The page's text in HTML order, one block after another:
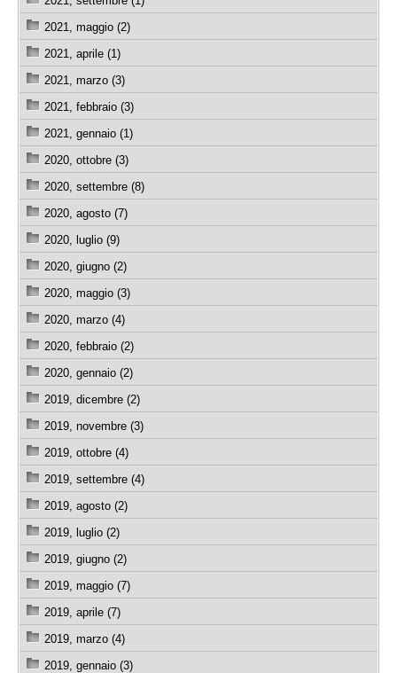
2021, maggio (2)
2021, aprile (1)
2021, marzo (3)
2021, febbraio (3)
2021, gennaio (1)
2020, ottobre (3)
2020, settembre (8)
2020, agosto (7)
2020, luglio (9)
2020, giugno (2)
2020, maggio (3)
2020, marzo (4)
2020, febbraio (2)
2020, gennaio (2)
2019, dicembre (2)
2019, novembre (3)
2019, ottobre (4)
2019, settembre (4)
2019, agosto (2)
2019, luglio (2)
2019, giugno (2)
2019, maggio (7)
2019, aprile (7)
2019, marzo (4)
2019, gennaio (3)